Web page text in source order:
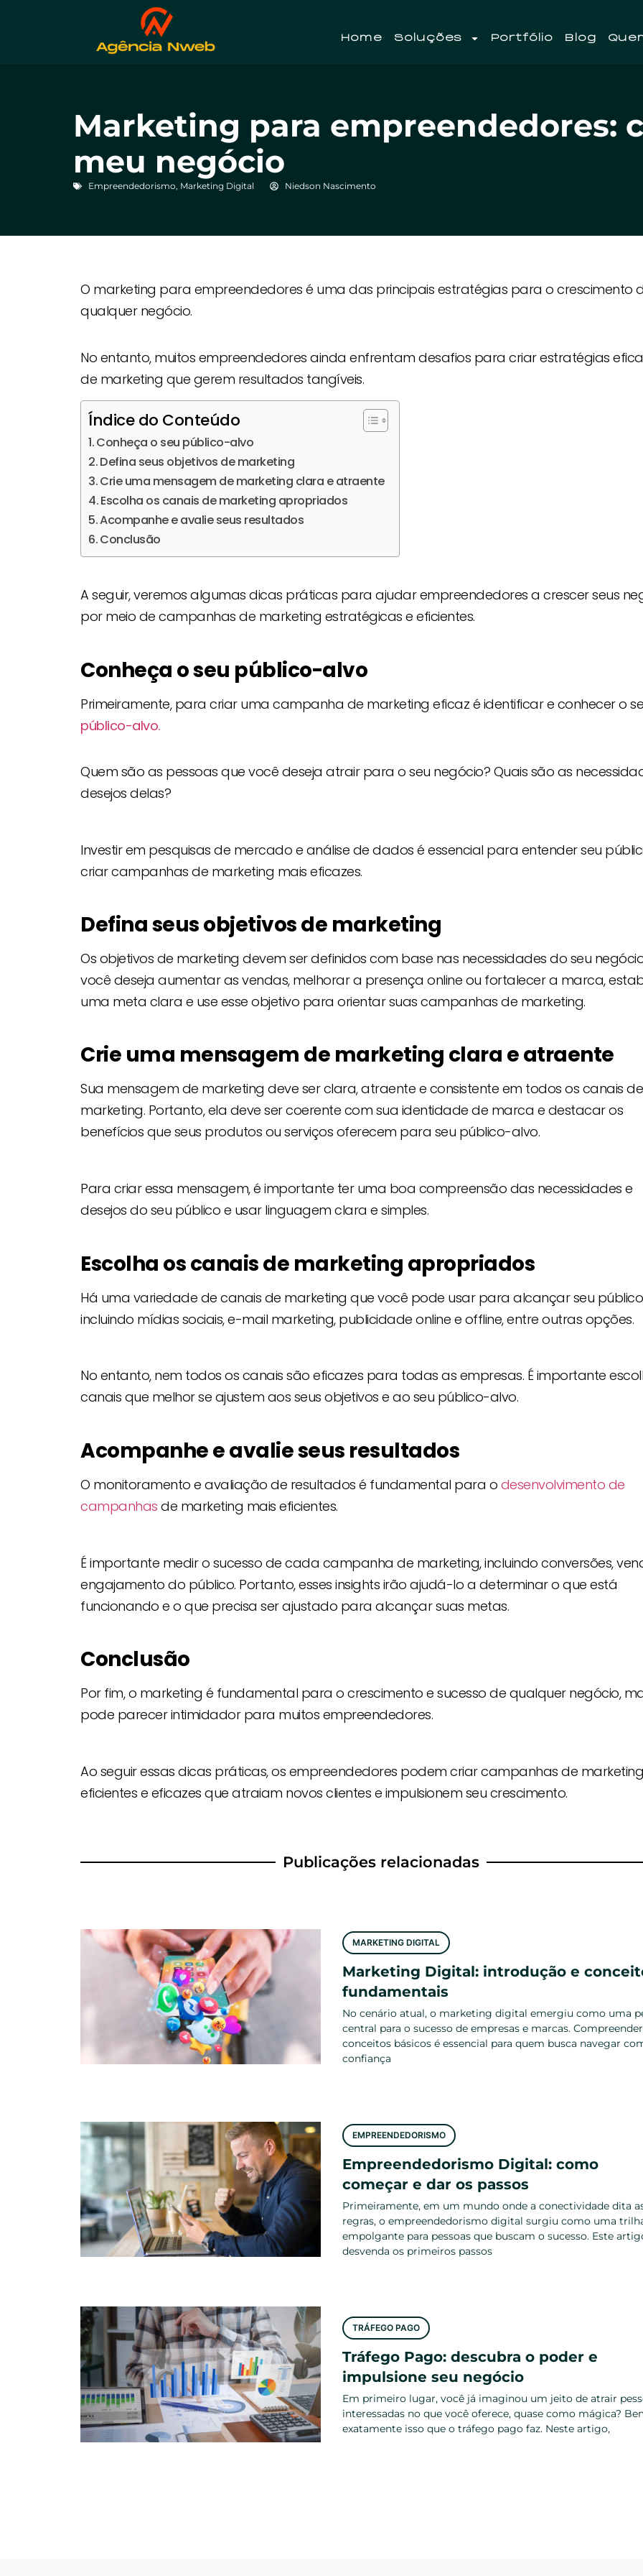
Home Soluções Portfólio Blog
Marketing para empreendedores:
meu negócio
Empreendedorismo, Marketing Digital Niedson Nascimento
O marketing para empreendedores é uma das principais estratégias para o crescimento
qualquer negócio.
No entanto, muitos empreendedores ainda enfrentam desafios para criar estratégias
de marketing que gerem resultados tangíveis.
Índice do Conteúdo
Conheça o seu público-alvo
Defina seus objetivos de marketing
Crie uma mensagem de marketing clara e atraente
Escolha os canais de marketing apropriados
Acompanhe e avalie seus resultados
Conclusão
A seguir, veremos algumas dicas práticas para ajudar empreendedores a crescer seus
por meio de campanhas de marketing estratégicas e eficientes.
Conheça o seu público-alvo
Primeiramente, para criar uma campanha de marketing eficaz é identificar e conhecer o
público-alvo.
Quem são as pessoas que você deseja atrair para o seu negócio? Quais são as
desejos delas?
Investir em pesquisas de mercado e análise de dados é essencial para entender seu
criar campanhas de marketing mais eficazes.
Defina seus objetivos de marketing
Os objetivos de marketing devem ser definidos com base nas necessidades do seu
você deseja aumentar as vendas, melhorar a presença online ou fortalecer a marca,
uma meta clara e use esse objetivo para orientar suas campanhas de marketing.
Crie uma mensagem de marketing clara e atraente
Sua mensagem de marketing deve ser clara, atraente e consistente em todos os canais de
marketing. Portanto, ela deve ser coerente com sua identidade de marca e destacar os
benefícios que seus produtos ou serviços oferecem para seu público-alvo.
Para criar essa mensagem, é importante ter uma boa compreensão das necessidades e
desejos do seu público e usar linguagem clara e simples.
Escolha os canais de marketing apropriados
Há uma variedade de canais de marketing que você pode usar para alcançar seu
incluindo mídias sociais, e-mail marketing, publicidade online e offline, entre outras opções.
No entanto, nem todos os canais são eficazes para todas as empresas. É importante
canais que melhor se ajustem aos seus objetivos e ao seu público-alvo.
Acompanhe e avalie seus resultados
O monitoramento e avaliação de resultados é fundamental para o desenvolvimento de
campanhas de marketing mais eficientes.
É importante medir o sucesso de cada campanha de marketing, incluindo conversões,
engajamento do público. Portanto, esses insights irão ajudá-lo a determinar o que está
funcionando e o que precisa ser ajustado para alcançar suas metas.
Conclusão
Por fim, o marketing é fundamental para o crescimento e sucesso de qualquer negócio,
pode parecer intimidador para muitos empreendedores.
Ao seguir essas dicas práticas, os empreendedores podem criar campanhas de marketing
eficientes e eficazes que atraiam novos clientes e impulsionem seu crescimento.
Publicações relacionadas
MARKETING DIGITAL
Marketing Digital: introdução e
fundamentais
No cenário atual, o marketing digital emergiu como uma
central para o sucesso de empresas e marcas.
conceitos básicos é essencial para quem busca navegar
confiança
EMPREENDEDORISMO
Empreendedorismo Digital: como
começar e dar os passos
Primeiramente, em um mundo onde a conectividade dita
regras, o empreendedorismo digital surgiu como uma
empolgante para pessoas que buscam o sucesso. Este
desvenda os primeiros passos
TRÁFEGO PAGO
Tráfego Pago: descubra o poder e
impulsione seu negócio
Em primeiro lugar, você já imaginou um jeito de atrair
interessadas no que você oferece, quase como mágica?
exatamente isso que o tráfego pago faz. Neste artigo,